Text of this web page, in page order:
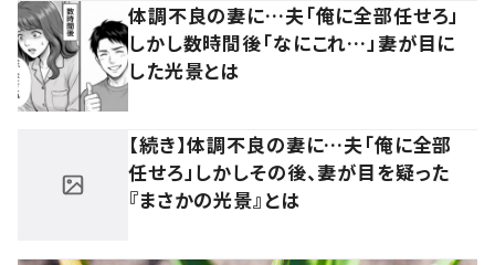
体調不良の妻に…夫「俺に全部任せろ」
しかし数時間後「なにこれ…」妻が目に
した光景とは
【続き】体調不良の妻に…夫「俺に全部
任せろ」しかしその後、妻が目を疑った
『まさかの光景』とは